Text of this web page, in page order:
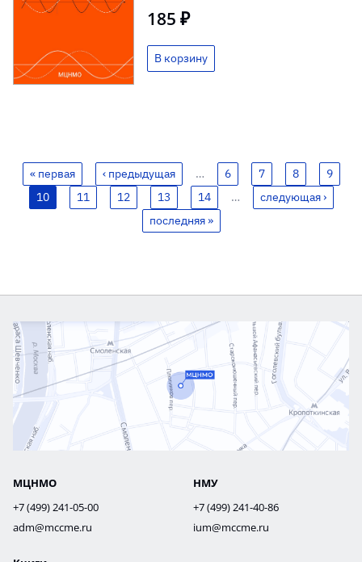
185 ₽
« первая ‹ предыдущая … 6 7 8
9
10
11 12 13 14 …
следующая ›
последняя »
МЦНМО
+7 (499) 241-05-00
adm@mccme.ru
НМУ
+7 (499) 241-40-86
ium@mccme.ru